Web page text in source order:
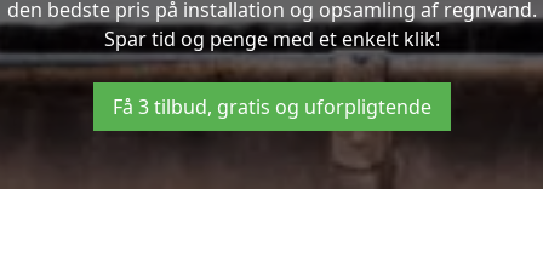
den bedste pris på installation og opsamling af regnvand.
Spar tid og penge med et enkelt klik!
Få 3 tilbud, gratis og uforpligtende